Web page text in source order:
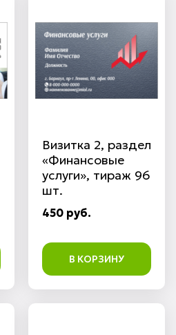
Визитка 2, раздел
«Финансовые
услуги», тираж 96
шт.
450 руб.
В КОРЗИНУ